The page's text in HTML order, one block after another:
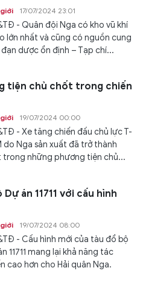
17/07/2024 23:01
- Quân đội Nga có kho vũ khí
lớn nhất và cũng có nguồn cung
dược ổn định – Tạp chí...
tiện chủ chốt trong chiến
19/07/2024 00:00
- Xe tăng chiến đấu chủ lực T-
do Nga sản xuất đã trở thành
trong những phương tiện chủ...
án 11711 với cấu hình
19/07/2024 08:00
- Cấu hình mới của tàu đổ bộ
11711 mang lại khả năng tác
cao hơn cho Hải quân Nga.